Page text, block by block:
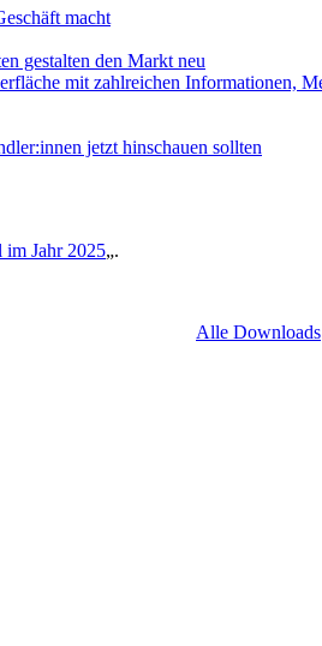
macht
gestalten den Markt neu
jetzt hinschauen sollten
im Jahr 2025„.
Alle Downloads